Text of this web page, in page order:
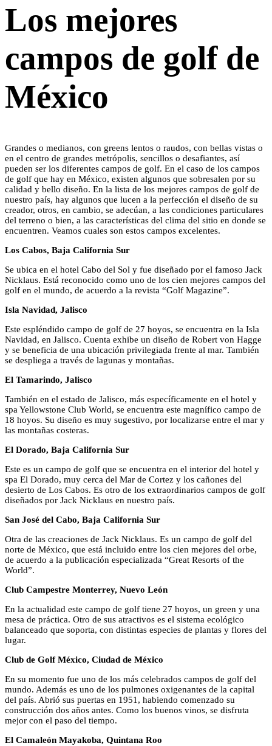
Los mejores
campos de golf de
México
Grandes o medianos, con greens lentos o raudos, con bellas vistas o
en el centro de grandes metrópolis, sencillos o desafiantes, así
pueden ser los diferentes campos de golf. En el caso de los campos
de golf que hay en México, existen algunos que sobresalen por su
calidad y bello diseño. En la lista de los mejores campos de golf de
nuestro país, hay algunos que lucen a la perfección el diseño de su
creador, otros, en cambio, se adecúan, a las condiciones particulares
del terreno o bien, a las características del clima del sitio en donde se
encuentren. Veamos cuales son estos campos excelentes.
Los Cabos, Baja California Sur
Se ubica en el hotel Cabo del Sol y fue diseñado por el famoso Jack
Nicklaus. Está reconocido como uno de los cien mejores campos del
golf en el mundo, de acuerdo a la revista “Golf Magazine”.
Isla Navidad, Jalisco
Este espléndido campo de golf de 27 hoyos, se encuentra en la Isla
Navidad, en Jalisco. Cuenta exhibe un diseño de Robert von Hagge
y se beneficia de una ubicación privilegiada frente al mar. También
se despliega a través de lagunas y montañas.
El Tamarindo, Jalisco
También en el estado de Jalisco, más específicamente en el hotel y
spa Yellowstone Club World, se encuentra este magnífico campo de
18 hoyos. Su diseño es muy sugestivo, por localizarse entre el mar y
las montañas costeras.
El Dorado, Baja California Sur
Este es un campo de golf que se encuentra en el interior del hotel y
spa El Dorado, muy cerca del Mar de Cortez y los cañones del
desierto de Los Cabos. Es otro de los extraordinarios campos de golf
diseñados por Jack Nicklaus en nuestro país.
San José del Cabo, Baja California Sur
Otra de las creaciones de Jack Nicklaus. Es un campo de golf del
norte de México, que está incluido entre los cien mejores del orbe,
de acuerdo a la publicación especializada “Great Resorts of the
World”.
Club Campestre Monterrey, Nuevo León
En la actualidad este campo de golf tiene 27 hoyos, un green y una
mesa de práctica. Otro de sus atractivos es el sistema ecológico
balanceado que soporta, con distintas especies de plantas y flores del
lugar.
Club de Golf México, Ciudad de México
En su momento fue uno de los más celebrados campos de golf del
mundo. Además es uno de los pulmones oxigenantes de la capital
del país. Abrió sus puertas en 1951, habiendo comenzado su
construcción dos años antes. Como los buenos vinos, se disfruta
mejor con el paso del tiempo.
El Camaleón Mayakoba, Quintana Roo